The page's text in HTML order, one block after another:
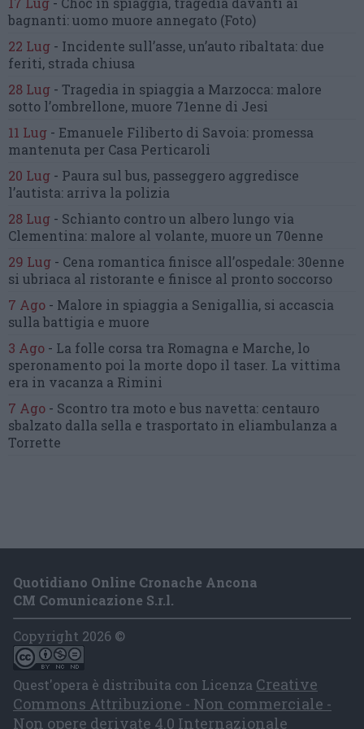
bagnanti:uomo muore annegato (Foto)
22 Lug - Incidente sull’asse, un’auto ribaltata: due
feriti, strada chiusa
28 Lug - Tragedia in spiaggia a Marzocca: malore
sotto l’ombrellone, muore 71enne di Jesi
11 Lug - Emanuele Filiberto di Savoia: promessa
mantenuta per Casa Perticaroli
20 Lug - Paura sul bus, passeggero aggredisce
l’autista: arriva la polizia
28 Lug - Schianto contro un albero lungo via
Clementina: malore al volante, muore un 70enne
29 Lug - Cena romantica finisce all’ospedale: 30enne
si ubriaca al ristorante e finisce al pronto soccorso
7 Ago - Malore in spiaggia a Senigallia, si accascia
sulla battigia e muore
3 Ago - La folle corsa tra Romagna e Marche, lo
speronamento poi la morte dopo il taser. La vittima
era in vacanza a Rimini
7 Ago - Scontro tra moto e bus navetta: centauro
sbalzato dalla sella e trasportato in eliambulanza a
Torrette
Quotidiano Online Cronache Ancona
CM Comunicazione S.r.l.
Copyright 2026 ©
Quest'opera è distribuita con Licenza Creative
Commons Attribuzione - Non commerciale -
Non opere derivate 4.0 Internazionale